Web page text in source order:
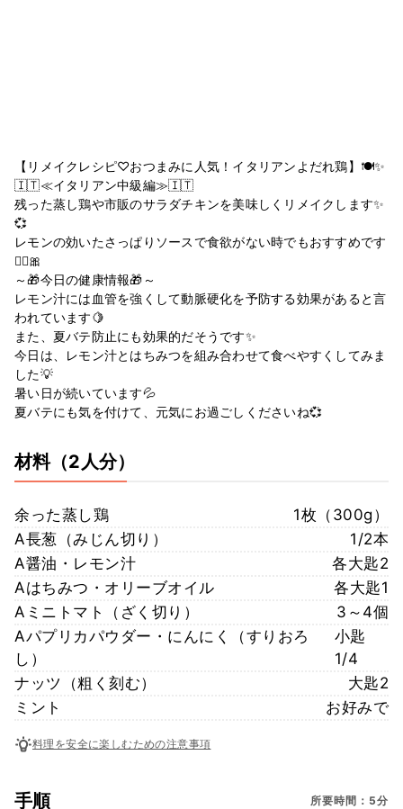
【リメイクレシピ♡おつまみに人気！イタリアンよだれ鶏】🍽✨
🇮🇹≪イタリアン中級編≫🇮🇹
残った蒸し鶏や市販のサラダチキンを美味しくリメイクします✨
💞
レモンの効いたさっぱりソースで食欲がない時でもおすすめです
🙆‍♀️🎀
～🎁今日の健康情報🎁～
レモン汁には血管を強くして動脈硬化を予防する効果があると言
われています🍋
また、夏バテ防止にも効果的だそうです✨
今日は、レモン汁とはちみつを組み合わせて食べやすくしてみま
した💡
暑い日が続いています💦
夏バテにも気を付けて、元気にお過ごしくださいね💞
材料（2人分）
余った蒸し鶏
1枚（300g）
A長葱（みじん切り）
1/2本
A醤油・レモン汁
各大匙2
Aはちみつ・オリーブオイル
各大匙1
Aミニトマト（ざく切り）
3～4個
Aパプリカパウダー・にんにく（すりおろ
し）
小匙
1/4
ナッツ（粗く刻む）
大匙2
ミント
お好みで
料理を安全に楽しむための注意事項
手順 所要時間：5分